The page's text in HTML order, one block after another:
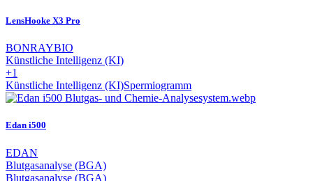
LensHooke X3 Pro
BONRAYBIO
Künstliche Intelligenz (KI)
+1
Künstliche Intelligenz (KI)Spermiogramm
Edan i500
EDAN
Blutgasanalyse (BGA)
Blutgasanalyse (BGA)